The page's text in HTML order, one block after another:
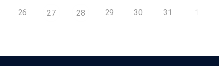
26 27 28 29 30 31 1